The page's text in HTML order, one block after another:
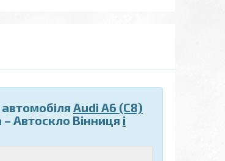
Audi A6 (C8)
– Автоскло Вінниця і